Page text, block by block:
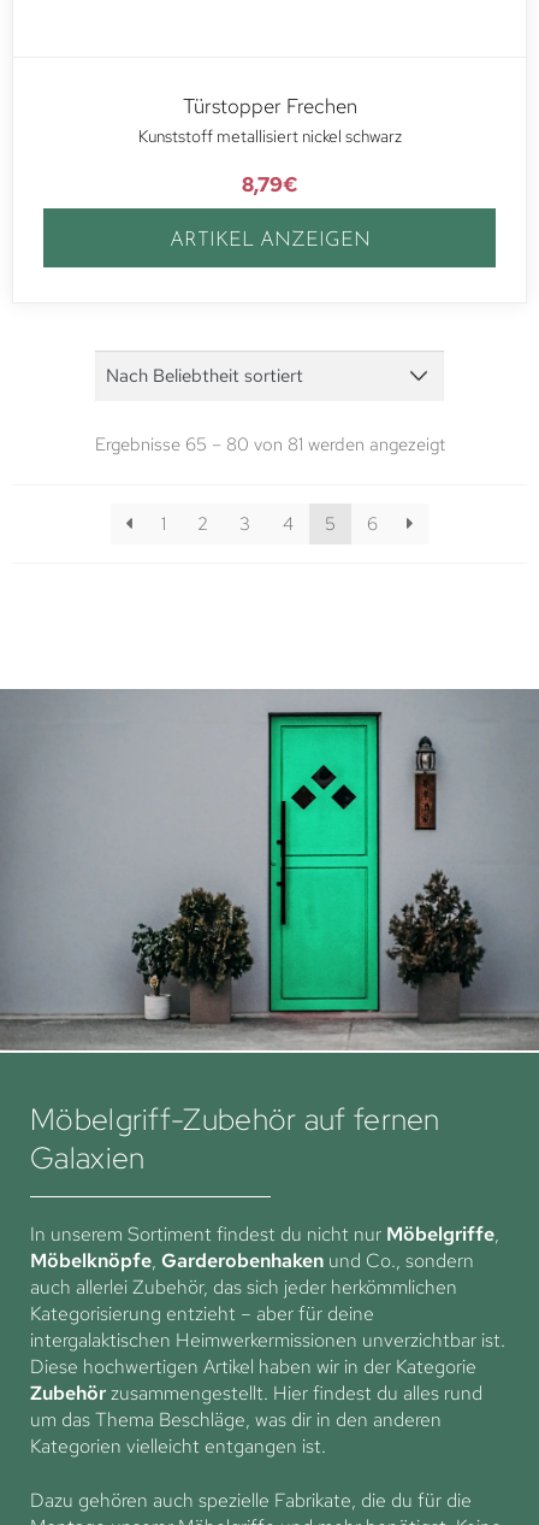
Türstopper Frechen
Kunststoff metallisiert nickel schwarz
8,79€
ARTIKEL ANZEIGEN
Ergebnisse 65 – 80 von 81 werden angezeigt
1 2 3 4 5 6
Möbelgriff-Zubehör auf fernen
Galaxien
In unserem Sortiment findest du nicht nur Möbelgriffe,
Möbelknöpfe, Garderobenhaken und Co., sondern
auch allerlei Zubehör, das sich jeder herkömmlichen
Kategorisierung entzieht – aber für deine
intergalaktischen Heimwerkermissionen unverzichtbar ist.
Diese hochwertigen Artikel haben wir in der Kategorie
Zubehörzusammengestellt. Hier findest du alles rund
um das Thema Beschläge, was dir in den anderen
Kategorien vielleicht entgangen ist.
Dazu gehören auch spezielle Fabrikate, die du für die